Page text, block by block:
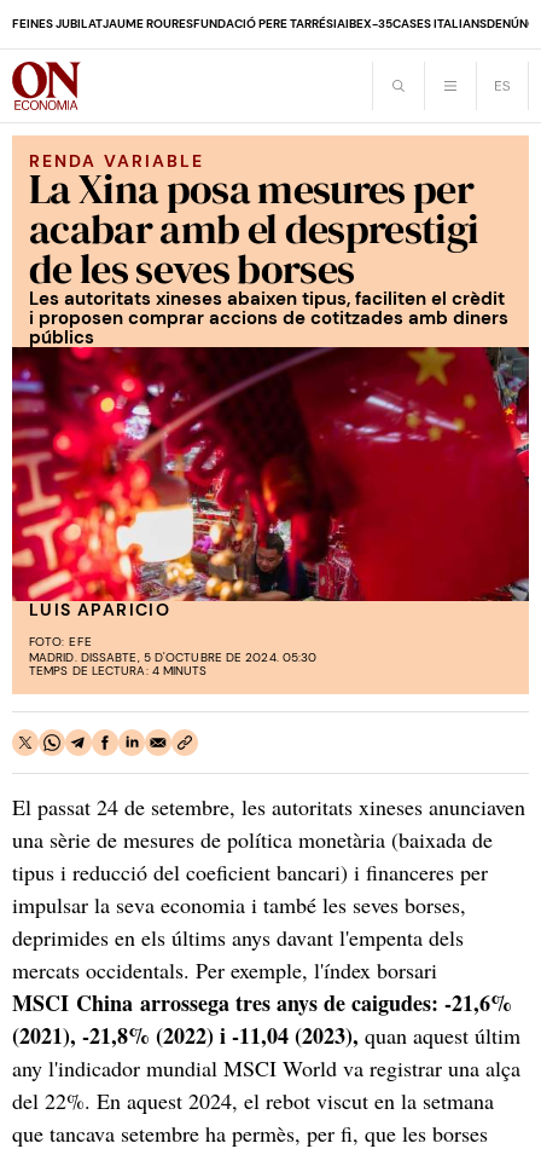
FEINES JUBILATJAUME ROURESFUNDACIÓ PERE TARRÉSIAIBEX-35CASES ITALIANS
RENDA VARIABLE
La Xina posa mesures per
acabar amb el desprestigi
de les seves borses
Les autoritats xineses abaixen tipus, faciliten el crèdit
i proposen comprar accions de cotitzades amb diners
públics
LUIS APARICIO
FOTO: EFE
MADRID. DISSABTE, 5 D'OCTUBRE DE 2024. 05:30
TEMPS DE LECTURA: 4 MINUTS
El passat 24 de setembre, les autoritats xineses anunciaven
una sèrie de mesures de política monetària (baixada de
tipus i reducció del coeficient bancari) i financeres per
impulsar la seva economia i també les seves borses,
deprimides en els últims anys davant l'empenta dels
mercats occidentals. Per exemple, l'índex borsari
MSCI China arrossega tres anys de caigudes: -21,6%
(2021), -21,8% (2022) i -11,04 (2023), quan aquest últim
any l'indicador mundial MSCI World va registrar una alça
del 22%. En aquest 2024, el rebot viscut en la setmana
que tancava setembre ha permès, per fi, que les borses